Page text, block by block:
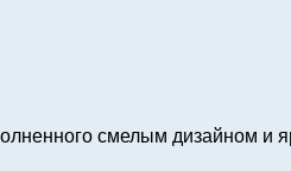
смелым дизайном и